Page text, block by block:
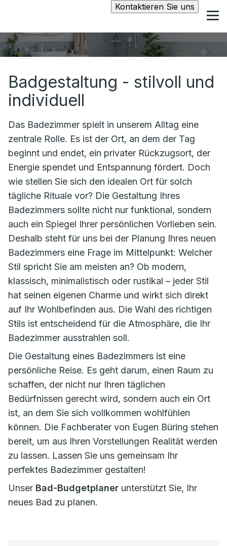
Kontaktieren Sie uns
Badgestaltung - stilvoll und
individuell
Das Badezimmer spielt in unserem Alltag eine
zentrale Rolle. Es ist der Ort, an dem der Tag
beginnt und endet, ein privater Rückzugsort, der
Energie spendet und Entspannung fördert. Doch
wie stellen Sie sich den idealen Ort für solch
tägliche Rituale vor? Die Gestaltung Ihres
Badezimmers sollte nicht nur funktional, sondern
auch ein Spiegel Ihrer persönlichen Vorlieben sein.
Deshalb steht für uns bei der Planung Ihres neuen
Badezimmers eine Frage im Mittelpunkt: Welcher
Stil spricht Sie am meisten an? Ob modern,
klassisch, minimalistisch oder rustikal – jeder Stil
hat seinen eigenen Charme und wirkt sich direkt
auf Ihr Wohlbefinden aus. Die Wahl des richtigen
Stils ist entscheidend für die Atmosphäre, die Ihr
Badezimmer ausstrahlen soll.
Die Gestaltung eines Badezimmers ist eine
persönliche Reise. Es geht darum, einen Raum zu
schaffen, der nicht nur Ihren täglichen
Bedürfnissen gerecht wird, sondern auch ein Ort
ist, an dem Sie sich vollkommen wohlfühlen
können. Die Fachberater von Eugen Büring stehen
bereit, um aus Ihren Vorstellungen Realität werden
zu lassen. Lassen Sie uns gemeinsam Ihr
perfektes Badezimmer gestalten!
Unser Bad-Budgetplaner unterstützt Sie, Ihr
neues Bad zu planen.